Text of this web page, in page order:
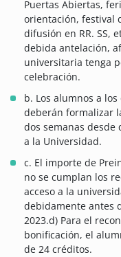
Puertas Abiertas,
orientación, festival
difusión en RR. SS,
debida antelación,
universitaria tenga
celebración.
b. Los alumnos a
deberán formalizar
dos semanas desde
a la Universidad.
c. El importe de
no se cumplan los
acceso a la
debidamente antes
2023.d) Para el
bonificación, el
de 24 créditos.